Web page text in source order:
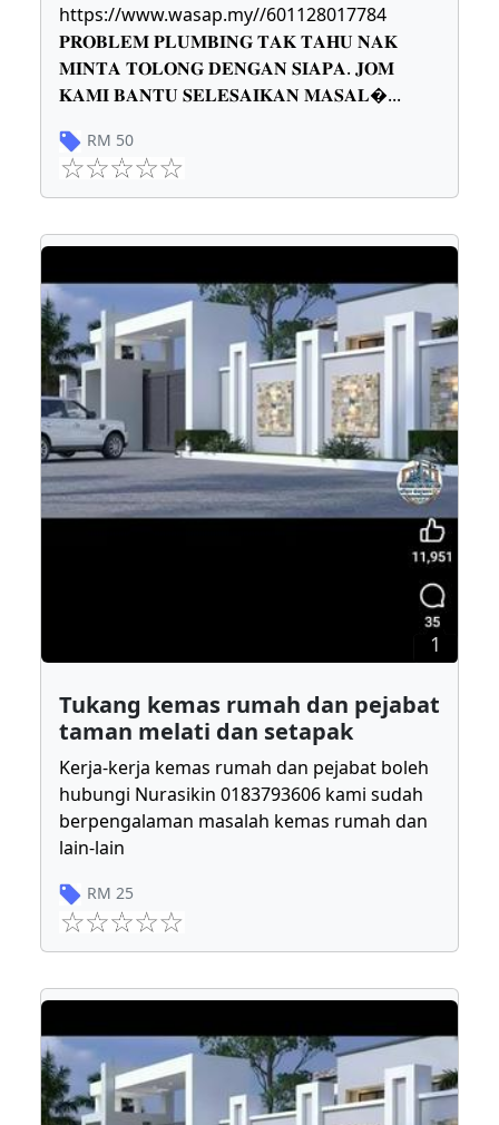
https://www.wasap.my//601128017784
𝐏𝐑𝐎𝐁𝐋𝐄𝐌 𝐏𝐋𝐔𝐌𝐁𝐈𝐍𝐆 𝐓𝐀𝐊 𝐓𝐀𝐇𝐔 𝐍𝐀𝐊
𝐌𝐈𝐍𝐓𝐀 𝐓𝐎𝐋𝐎𝐍𝐆 𝐃𝐄𝐍𝐆𝐀𝐍 𝐒𝐈𝐀𝐏𝐀. 𝐉𝐎𝐌
𝐊𝐀𝐌𝐈 𝐁𝐀𝐍𝐓𝐔 𝐒𝐄𝐋𝐄𝐒𝐀𝐈𝐊𝐀𝐍 𝐌𝐀𝐒𝐀𝐋...
RM 50
1
Tukang kemas rumah dan pejabat
taman melati dan setapak
Kerja-kerja kemas rumah dan pejabat boleh
hubungi Nurasikin 0183793606 kami sudah
berpengalaman masalah kemas rumah dan
lain-lain
RM 25